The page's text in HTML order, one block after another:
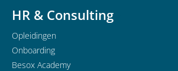
HR & Consulting
Opleidingen
Onboarding
Besox Academy